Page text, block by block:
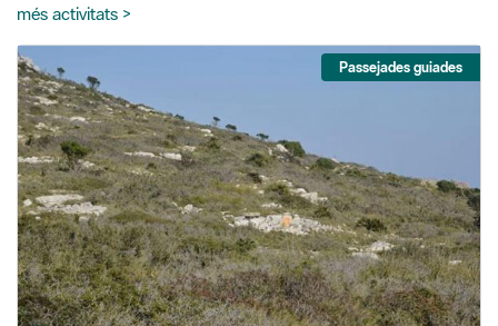
més activitats >
Passejades guiades